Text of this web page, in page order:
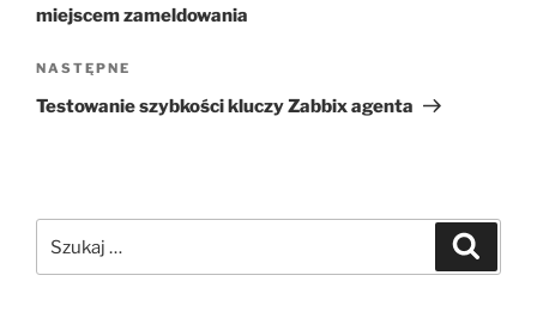
miejscem zameldowania
Następny
wpis
NASTĘPNE
Testowanie szybkości kluczy Zabbix agenta